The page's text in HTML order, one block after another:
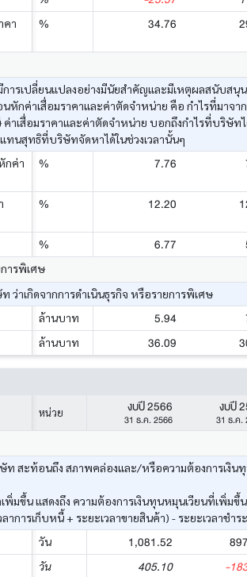
คา
% 34.76
ารเปลี่ยนแปลงอย่างมีนัยสำคัญและมีเหตุผลสนับสนุ
นหักค่าเสื่อมราคาและค่าตัดจำหน่าย คือ กำไรที่มาจา
าเสื่อมราคาและค่าตัดจำหน่าย บอกถึงกำไรที่บริษั
นสุทธิที่บริษัทจัดหาได้ในช่วงเวลานั้นๆ
กค่า
% 7.76
% 12.20
% 6.77
การพิเศษ
าเกิดจากการดำเนินธุรกิจ หรือรายการพิเศษ
ล้านบาท 5.94
ล้านบาท 36.09
หน่วย งบปี 2566
31 ธ.ค. 2566
งบปี
31 ธ.ค.
ท สะท้อนถึง สภาพคล่องและ/หรือความต้องการเงิน
พิ่มขึ้น แสดงถึง ความต้องการเงินทุนหมุนเวียนที่เพิ่มขึ้
ลาการเก็บหนี้ + ระยะเวลาขายสินค้า) - ระยะเวลาชำ
วัน 1,081.52
วัน 405.10 -